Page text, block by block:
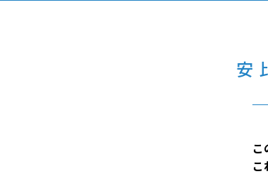
安
こ
こ